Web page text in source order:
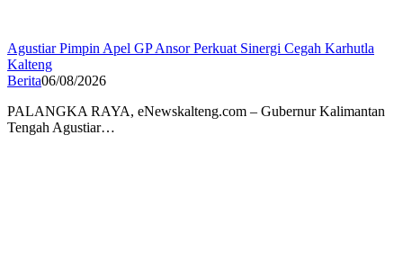
Agustiar Pimpin Apel GP Ansor Perkuat Sinergi Cegah Karhutla
Kalteng
Berita06/08/2026
PALANGKA RAYA, eNewskalteng.com – Gubernur Kalimantan
Tengah Agustiar…